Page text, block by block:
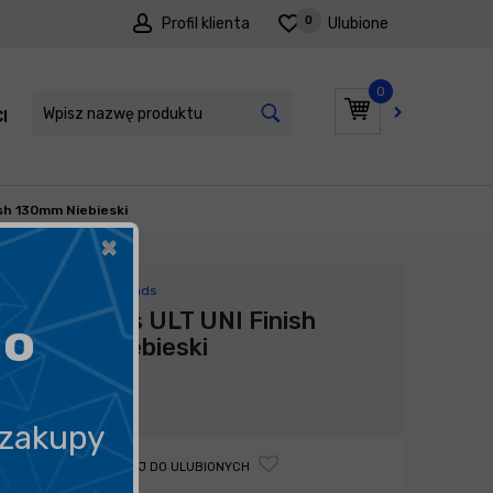
Profil klienta Ulubione
0
0
PROMOCJE
130mm Niebieski
Producent: Royal Pads
Royal Pads ULT UNI Finish
130mm Niebieski
25,92zł
DODAJ DO ULUBIONYCH
×